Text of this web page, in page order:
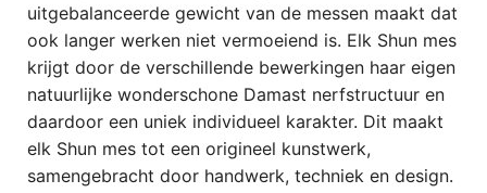
uitgebalanceerde gewicht van de messen maakt dat
ook langer werken niet vermoeiend is. Elk Shun mes
krijgt door de verschillende bewerkingen haar eigen
natuurlijke wonderschone Damast nerfstructuur en
daardoor een uniek individueel karakter. Dit maakt
elk Shun mes tot een origineel kunstwerk,
samengebracht door handwerk, techniek en design.